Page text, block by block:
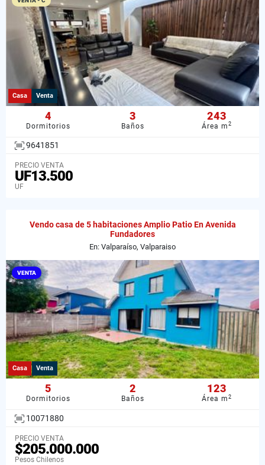
Casa Venta
4
Dormitorios
3
Baños
243
Área m2
9641851
PRECIO VENTA
UF13.500
UF
Vendo casa de 5 habitaciones Amplio Patio En Avenida
Fundadores
En: Valparaíso, Valparaiso
VENTA
Casa Venta
5
Dormitorios
2
Baños
123
Área m2
10071880
PRECIO VENTA
$205.000.000
Pesos Chilenos